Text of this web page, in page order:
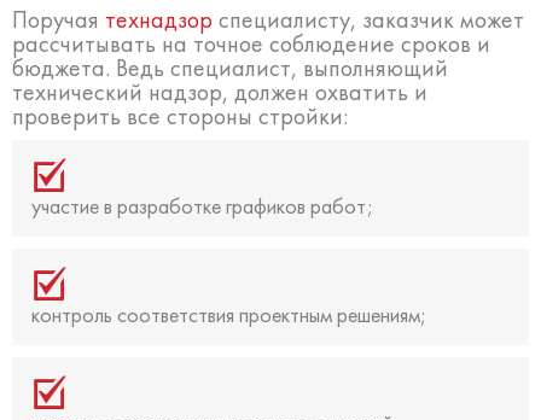
Поручая технадзорспециалисту, заказчик может
рассчитывать на точное соблюдение сроков и
бюджета. Ведь специалист, выполняющий
технический надзор, должен охватить и
проверить все стороны стройки:
участие в разработке графиков работ;
контроль соответствия проектным решениям;